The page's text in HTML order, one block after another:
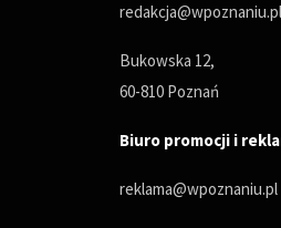
redakcja@wpoznaniu.pl
Bukowska 12,
60-810 Poznań
Biuro promocji i
reklama@wpoznaniu.pl